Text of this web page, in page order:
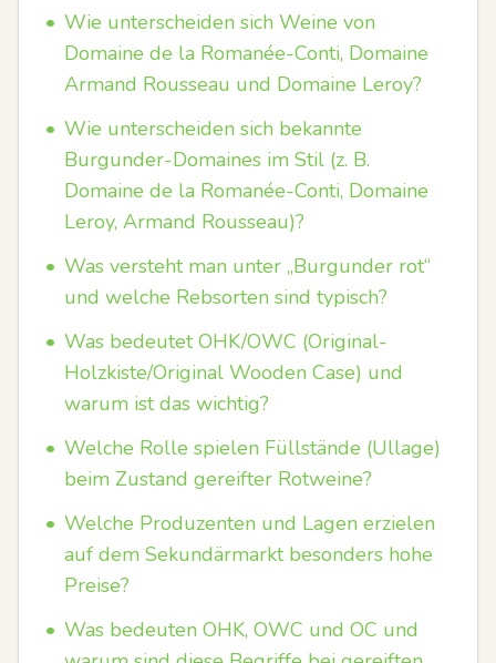
• Wie unterscheiden sich Weine von
Domaine de la Romanée-Conti, Domaine
Armand Rousseau und Domaine Leroy?
• Wie unterscheiden sich bekannte
Burgunder-Domaines im Stil (z. B.
Domaine de la Romanée-Conti, Domaine
Leroy, Armand Rousseau)?
• Was versteht man unter „Burgunder rot“
und welche Rebsorten sind typisch?
• Was bedeutet OHK/OWC (Original-
Holzkiste/Original Wooden Case) und
warum ist das wichtig?
• Welche Rolle spielen Füllstände (Ullage)
beim Zustand gereifter Rotweine?
• Welche Produzenten und Lagen erzielen
auf dem Sekundärmarkt besonders hohe
Preise?
• Was bedeuten OHK, OWC und OC und